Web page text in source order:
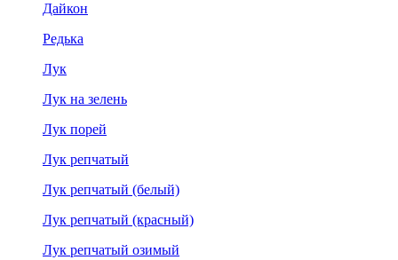
Дайкон
Редька
Лук
Лук на зелень
Лук порей
Лук репчатый
Лук репчатый (белый)
Лук репчатый (красный)
Лук репчатый озимый